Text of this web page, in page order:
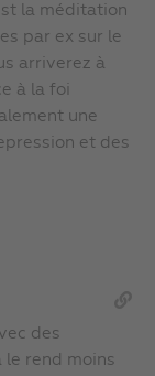
la méditation
par ex sur le
arriverez à
à la foi
une
et des
des
rend moins